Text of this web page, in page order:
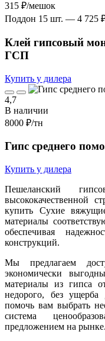
315 ₽/мешок
Поддон 15 шт. — 4 725
Клей гипсовый
ГСП
Купить у дилера
4,7
В наличии
8000 ₽/тн
Гипс среднего
Купить у дилера
Пешеланский
высококачественной
купить Сухие
материалы
обеспечивая
конструкций.
Мы предлагаем
экономически
материалы из гипса
недорого, без ущерба
помочь вам выбрать
система
предложением на рынке.